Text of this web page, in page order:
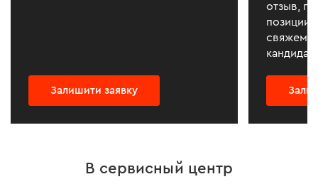
Залишити заявку
отзыв,
позиции
В сервисный центр